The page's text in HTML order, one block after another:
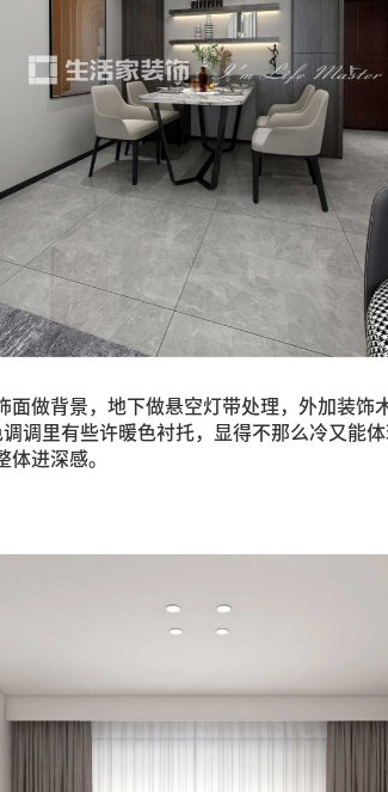
面做背景，地下做悬空灯带处理，外加装饰
调里有些许暖色衬托，显得不那么冷又能
体进深感。